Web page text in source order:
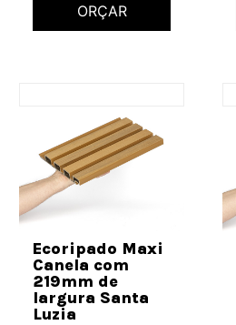
ORÇAR
Ecoripado Maxi
Canela com
219mm de
largura Santa
Luzia